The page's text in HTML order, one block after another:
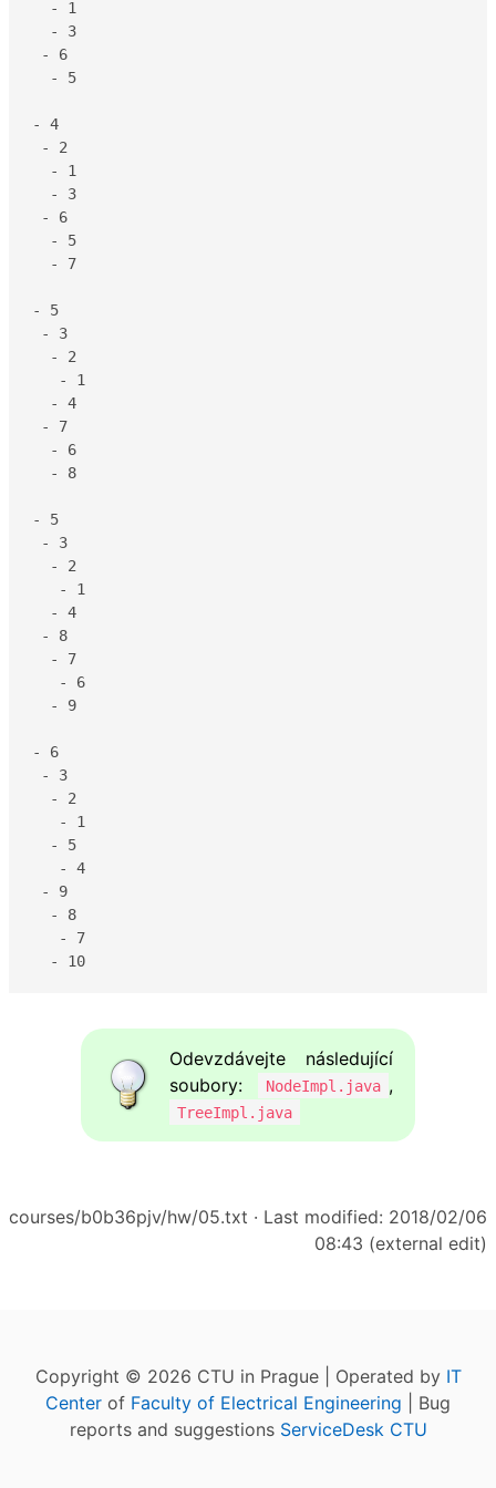
  - 1
  - 3
- 6
  - 5
- 4
- 2
  - 1
  - 3
- 6
  - 5
  - 7
- 5
- 3
  - 2
   - 1
  - 4
- 7
  - 6
  - 8
- 5
- 3
  - 2
   - 1
  - 4
- 8
  - 7
   - 6
  - 9
- 6
- 3
  - 2
   - 1
  - 5
   - 4
- 9
  - 8
   - 7
  - 10
Odevzdávejte následující
soubory:
NodeImpl.java ,
TreeImpl.java
courses/b0b36pjv/hw/05.txt · Last modified: 2018/02/06
08:43 (external edit)
Copyright © 2026 CTU in Prague | Operated by IT
Center of Faculty of Electrical Engineering | Bug
reports and suggestions ServiceDesk CTU